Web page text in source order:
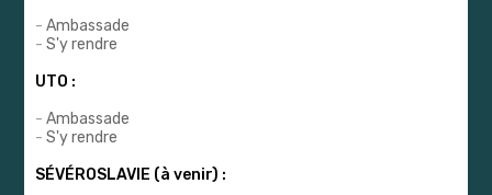
-Ambassade
-S'y rendre
UTO :
-Ambassade
-S'y rendre
SÉVÉROSLAVIE (à venir) :